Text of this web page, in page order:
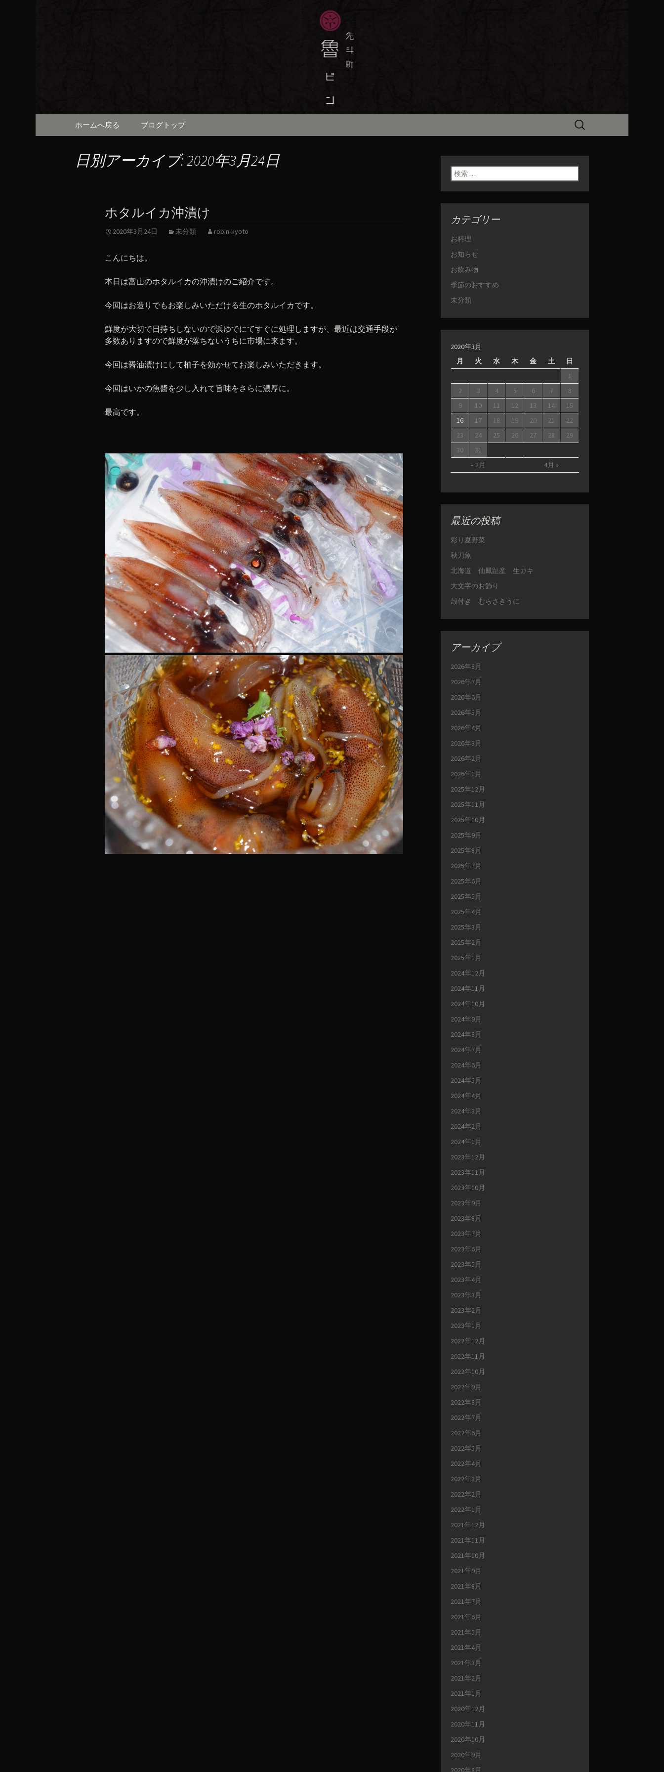
京都・先斗町の京料理・和食「魯ビン
（ろびん）」の公式ブログ
京都・先斗町の京町家で美味しい季節の京料理・和食が自慢の「魯ビン（ろびん）」がお店からのお
知らせや、お料理について最新情報をおとどけします。
コンテンツへ移動
ホームへ戻る ブログトップ
検
日別アーカイブ: 2020年3月24日
ホタルイカ沖漬け
2020年3月24日 未分類 robin-kyoto
こんにちは。
本日は富山のホタルイカの沖漬けのご紹介です。
今回はお造りでもお楽しみいただける生のホタルイカです。
鮮度が大切で日持ちしないので浜ゆでにてすぐに処理しますが、最近は交通手段が
多数ありますので鮮度が落ちないうちに市場に来ます。
今回は醤油漬けにして柚子を効かせてお楽しみいただきます。
今回はいかの魚醬を少し入れて旨味をさらに濃厚に。
最高です。
検索:
カテゴリー
お料理
お知らせ
お飲み物
季節のおすすめ
未分類
2020年3月
月
火 水 木 金 土 日
« 2月 4月 »
1
2
3 4 5 6 7
8
9
10 11 12 13 14
15
16
17 18 19 20 21
22
23
24 25 26 27 28
29
30
31
最近の投稿
彩り夏野菜
秋刀魚
北海道 仙鳳趾産 生カキ
大文字のお飾り
殻付き むらさきうに
アーカイブ
2026年8月
2026年7月
2026年6月
2026年5月
2026年4月
2026年3月
2026年2月
2026年1月
2025年12月
2025年11月
2025年10月
2025年9月
2025年8月
2025年7月
2025年6月
2025年5月
2025年4月
2025年3月
2025年2月
2025年1月
2024年12月
2024年11月
2024年10月
2024年9月
2024年8月
2024年7月
2024年6月
2024年5月
2024年4月
2024年3月
2024年2月
2024年1月
2023年12月
2023年11月
2023年10月
2023年9月
2023年8月
2023年7月
2023年6月
2023年5月
2023年4月
2023年3月
2023年2月
2023年1月
2022年12月
2022年11月
2022年10月
2022年9月
2022年8月
2022年7月
2022年6月
2022年5月
2022年4月
2022年3月
2022年2月
2022年1月
2021年12月
2021年11月
2021年10月
2021年9月
2021年8月
2021年7月
2021年6月
2021年5月
2021年4月
2021年3月
2021年2月
2021年1月
2020年12月
2020年11月
2020年10月
2020年9月
2020年8月